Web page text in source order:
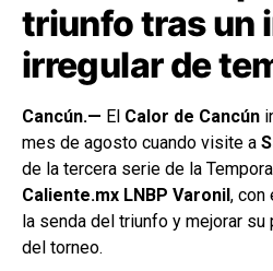
triunfo tras un
irregular de
Cancún.— El Calor de Cancún
mes de agosto cuando visite a
de la tercera serie de la
Caliente.mx LNBP Varonil , con
la senda del triunfo y mejorar
del torneo.